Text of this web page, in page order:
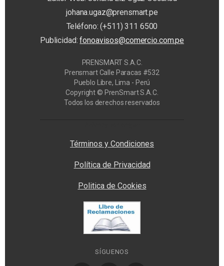
johana.ugaz@prensmart.pe
Teléfono: (+511) 311 6500
Publicidad:fonoavisos@comercio.com.pe
PRENSMART S.A.C.
Prensmart Calle Paracas #532
Pueblo Libre, Lima - Perú
Copyright © PrenSmart S.A.C.
Todos los derechos reservados
Términos y Condiciones
Política de Privacidad
Politica de Cookies
SÍGUENOS